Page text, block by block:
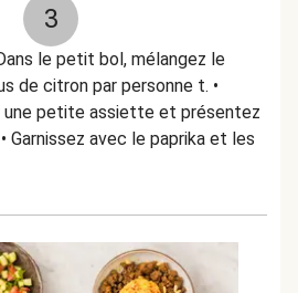
3
le petit bol, mélangez le
de citron par personne t. •
petite assiette et présentez
Garnissez avec le paprika et les